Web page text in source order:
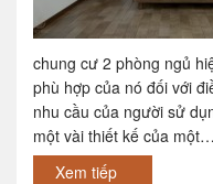
chung cư 2 phòng ngủ
phù hợp của nó đối với
nhu cầu của người sử
một vài thiết kế của một…
Xem tiếp